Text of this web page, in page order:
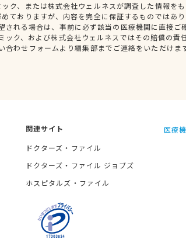
ク、または株式会社ウェルネスが調査した情報を
ておりますが、内容を完全に保証するものではあ
される場合は、事前に必ず該当の医療機関に直接ご
ック、および株式会社ウェルネスではその賠償の責
合わせフォームより編集部までご連絡をいただけま
関連サイト
ドクターズ・ファイル
ドクターズ・ファイル ジョブズ
ホスピタルズ・ファイル
医療